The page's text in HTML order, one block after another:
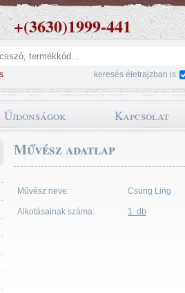
+(3630)1999-441
keresés életrajzban is
Újdonságok Kapcsolat
Művész adatlap
Művész neve: Csung Ling
Alkotásainak száma: 1 db